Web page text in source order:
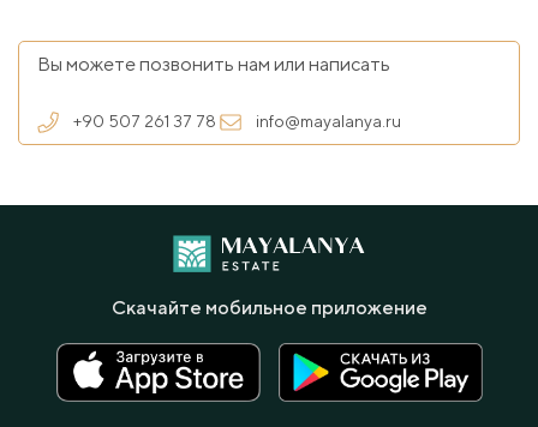
Вы можете позвонить нам или написать
+90 507 261 37 78 info@mayalanya.ru
Скачайте мобильное приложение